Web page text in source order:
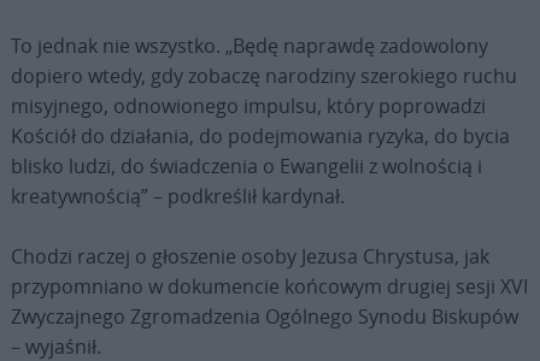
To jednak nie wszystko. „Będę naprawdę zadowolony
dopiero wtedy, gdy zobaczę narodziny szerokiego ruchu
misyjnego, odnowionego impulsu, który poprowadzi
Kościół do działania, do podejmowania ryzyka, do bycia
blisko ludzi, do świadczenia o Ewangelii z wolnością i
kreatywnością” – podkreślił kardynał.
Chodzi raczej o głoszenie osoby Jezusa Chrystusa, jak
przypomniano w dokumencie końcowym drugiej sesji XVI
Zwyczajnego Zgromadzenia Ogólnego Synodu Biskupów
– wyjaśnił.